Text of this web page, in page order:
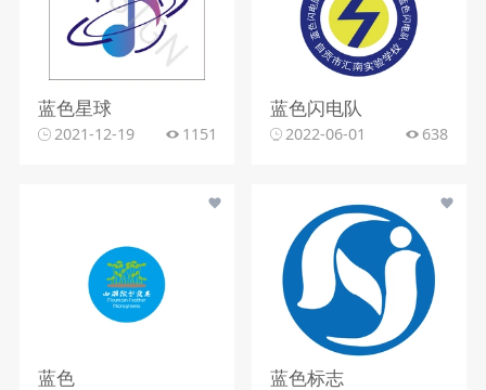
蓝色星球
2021-12-19 1151
蓝色闪电队
2022-06-01 638
蓝色 蓝色标志